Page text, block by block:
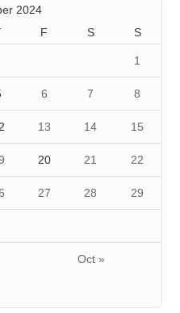
2024
F S S
Oct »
1
6 7 8
13 14 15
20 21 22
27 28 29